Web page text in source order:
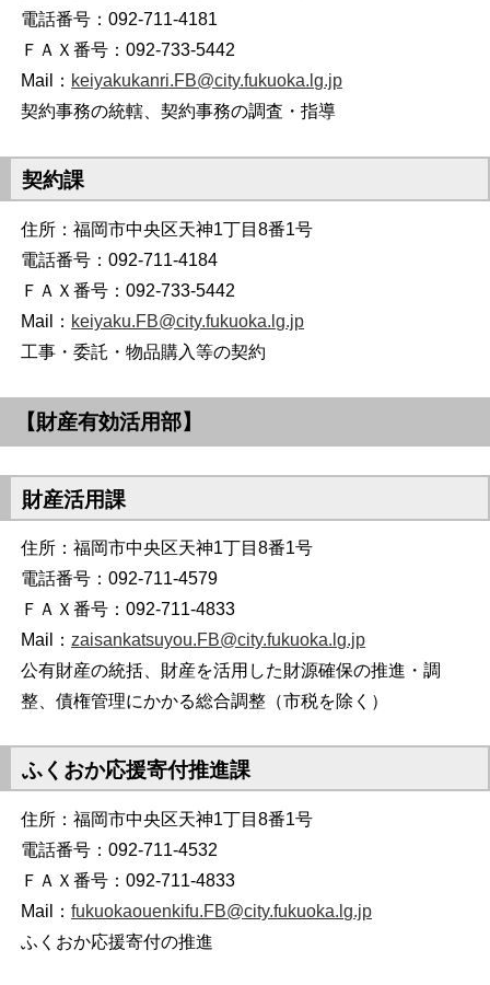
電話番号：092-711-4181
ＦＡＸ番号：092-733-5442
Mail： keiyakukanri.FB@city.fukuoka.lg.jp
契約事務の統轄、契約事務の調査・指導
契約課
住所：福岡市中央区天神1丁目8番1号
電話番号：092-711-4184
ＦＡＸ番号：092-733-5442
Mail： keiyaku.FB@city.fukuoka.lg.jp
工事・委託・物品購入等の契約
【財産有効活用部】
財産活用課
住所：福岡市中央区天神1丁目8番1号
電話番号：092-711-4579
ＦＡＸ番号：092-711-4833
Mail： zaisankatsuyou.FB@city.fukuoka.lg.jp
公有財産の統括、財産を活用した財源確保の推進・調
整、債権管理にかかる総合調整（市税を除く）
ふくおか応援寄付推進課
住所：福岡市中央区天神1丁目8番1号
電話番号：092-711-4532
ＦＡＸ番号：092-711-4833
Mail：fukuokaouenkifu.FB@city.fukuoka.lg.jp
ふくおか応援寄付の推進